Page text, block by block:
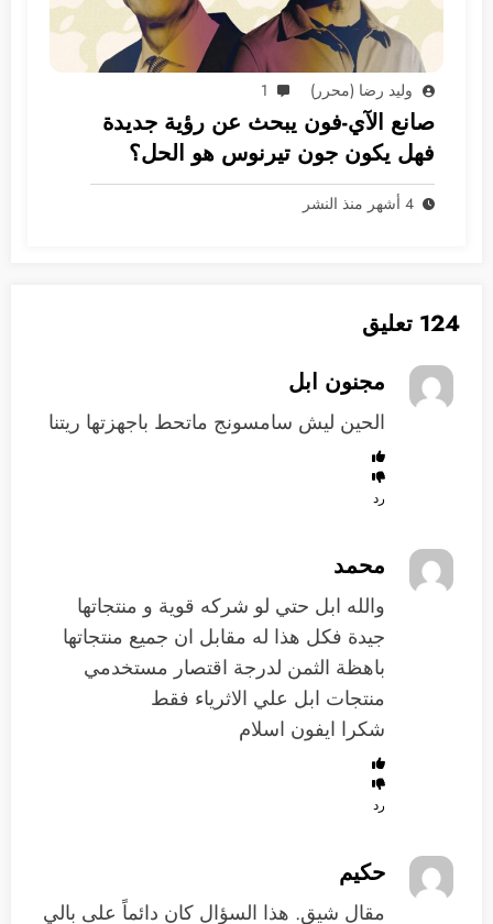
وليد رضا (محرر) 1
صانع الآي-فون يبحث عن رؤية جديدة
فهل يكون جون تيرنوس هو الحل؟
4 أشهر منذ النشر
124 تعليق
مجنون ابل
الحين ليش سامسونج ماتحط باجهزتها ريتنا
رد
محمد
والله ابل حتي لو شركه قوية و منتجاتها
جيدة فكل هذا له مقابل ان جميع منتجاتها
باهظة الثمن لدرجة اقتصار مستخدمي
منتجات ابل علي الاثرياء فقط
شكرا ايفون اسلام
رد
حكيم
مقال شيق. هذا السؤال كان دائماً على بالي